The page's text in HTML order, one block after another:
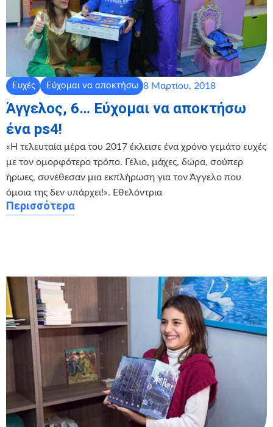
Ευχές Εύχομαι να αποκτήσω 8 Μαρτίου, 2018
Άγγελος, 6… Εύχομαι να αποκτήσω
ένα ps4!
«Η τελευταία μέρα του 2017 έκλεισε ένα χρόνο γεμάτο ευχές
με τον ομορφότερο τρόπο. Γέλιο, μάχες, δώρα, σούπερ
ήρωες, συνέθεσαν μια εκπλήρωση για τον Άγγελο που
όμοια της δεν υπάρχει!». Εθελόντρια
Περισσότερα